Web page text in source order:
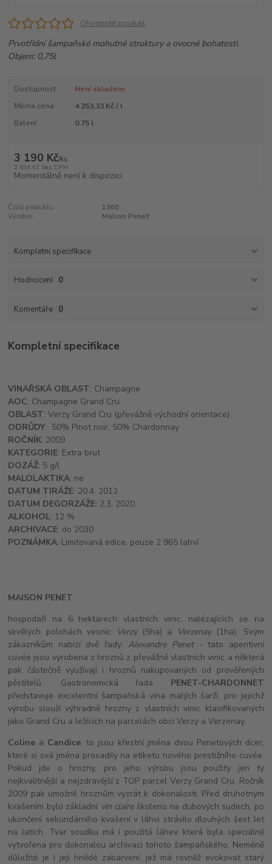
Ohodnotit produkt
Prvotřídní šampaňské mohutné struktury a ovocné bohatosti.
Objem: 0,75l
Dostupnost
Není skladem
Měrná cena
4 253,33 Kč / l
Balení
0.75 l
3 190 Kč/ks
2 636 Kč bez DPH
Momentálně není k dispozici
Číslo produktu:
1300
Výrobce:
Maison Penet
Kompletní specifikace
Hodnocení 0
Komentáře 0
Kompletní specifikace
VINAŘSKÁ OBLAST: Champagne
AOC: Champagne Grand Cru
OBLAST: Verzy Grand Cru (převážně východní orientace)
ODRŮDY: 50% Pinot noir, 50% Chardonnay
ROČNÍK: 2009
KATEGORIE: Extra brut
DOZÁŽ: 5 g/l
MALOLAKTIKA: ne
DATUM TIRÁŽE: 20.4. 2012
DATUM DEGORZÁŽE: 2.3. 2020
ALKOHOL: 12 %
ARCHIVACE: do 2030
POZNÁMKA: Limitovaná edice, pouze 2 965 lahví
MAISON PENET
hospodaří na 6 hektarech vlastních vinic, nalézajících se na
skvělých polohách vesnic
Verzy(5ha) a Verzenay(1ha). Svým
zákazníkům nabízí dvě řady:Alexandre Penet- tato aperitivní
cuvée jsou vyrobena z hroznů z převážně vlastních vinic a některá
pak částečně využívají i hroznů nakupovaných od prověřených
pěstitelů. Gastronomická řada PENET-CHARDONNET
představuje excelentní šampaňská vína malých šarží, pro jejichž
výrobu slouží výhradně hrozny z vlastních vinic klasifikovaných
jako Grand Cru a ležících na parcelách obcí Verzy a Verzenay.
Coline a Candice, to jsou křestní jména dvou Penetových dcer,
které si svá jména prosadily na etiketu nového prestižního cuvée.
Pokud jde o hrozny, pro jeho výrobu jsou použity jen ty
nejkvalitnější a nejzdravější z TOP parcel Verzy Grand Cru. Ročník
2009 pak umožnil hroznům vyzrát k dokonalosti. Před druhotným
kvašením bylo základní vin claireškoleno na dubových sudech, po
ukončení sekundárního kvašení v láhvi strávilo dlouhých šest let
na latích. Tvar soudku má i použitá láhev, která byla speciálně
vytvořena pro dokonalou archivaci tohoto šampaňského. Neméně
důležité je i její hnědé zabarvení, jež má rovněž evokovat starý